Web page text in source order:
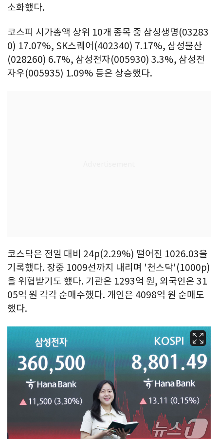
소화했다.
코스피 시가총액 상위 10개 종목 중 삼성생명(03283
0) 17.07%, SK스퀘어(402340) 7.17%, 삼성물산
(028260) 6.7%, 삼성전자(005930) 3.3%, 삼성전
자우(005935) 1.09% 등은 상승했다.
코스닥은 전일 대비 24p(2.29%) 떨어진 1026.03을
기록했다. 장중 1009선까지 내리며 '천스닥'(1000p)
을 위협받기도 했다. 기관은 1293억 원, 외국인은 31
05억 원 각각 순매수했다. 개인은 4098억 원 순매도
했다.